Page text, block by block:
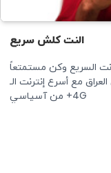
النت كلش سريع
السريع وكن مستمتعاً
مع أسرع إنترنت الـ
4G+ من آسياسي